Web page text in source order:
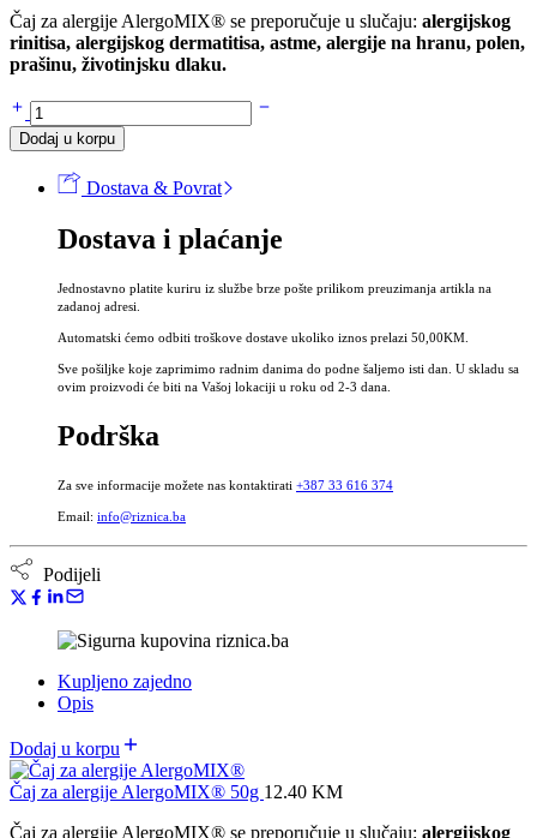
Čaj za alergije AlergoMIX® se preporučuje u slučaju: alergijskog
rinitisa, alergijskog dermatitisa, astme, alergije na hranu, polen,
prašinu, životinjsku dlaku.
Čaj
za
alergije
AlergoMIX®
Dodaj u korpu
Dostava & Povrat
Dostava i plaćanje
Jednostavno platite kuriru iz službe brze pošte prilikom preuzimanja artikla na
zadanoj adresi.
Automatski ćemo odbiti troškove dostave ukoliko iznos prelazi 50,00KM.
Sve pošiljke koje zaprimimo radnim danima do podne šaljemo isti dan. U skladu sa
ovim proizvodi će biti na Vašoj lokaciji u roku od 2-3 dana.
Podrška
Za sve informacije možete nas kontaktirati +387 33 616 374
Email: info@riznica.ba
Podijeli
Kupljeno zajedno
Opis
Dodaj u korpu
Čaj za alergije AlergoMIX® 50g 12.40 KM
Čaj za alergije AlergoMIX® se preporučuje u slučaju: alergijskog